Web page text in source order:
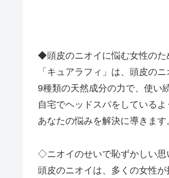
◆頭皮のニオイに悩む女性のた
「キュアラフィ」は、頭皮の
9種類の天然成分の力で、使い
自宅でヘッドスパをしている
あなたの悩みを解決に導きます
◇ニオイのせいで恥ずかしい思
頭皮のニオイは、多くの女性が